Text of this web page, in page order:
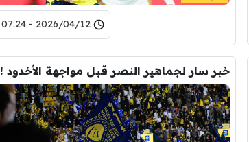
2026/04/12 - 07:24
خبر سار لجماهير النصر قبل مواجهة الأخدود !